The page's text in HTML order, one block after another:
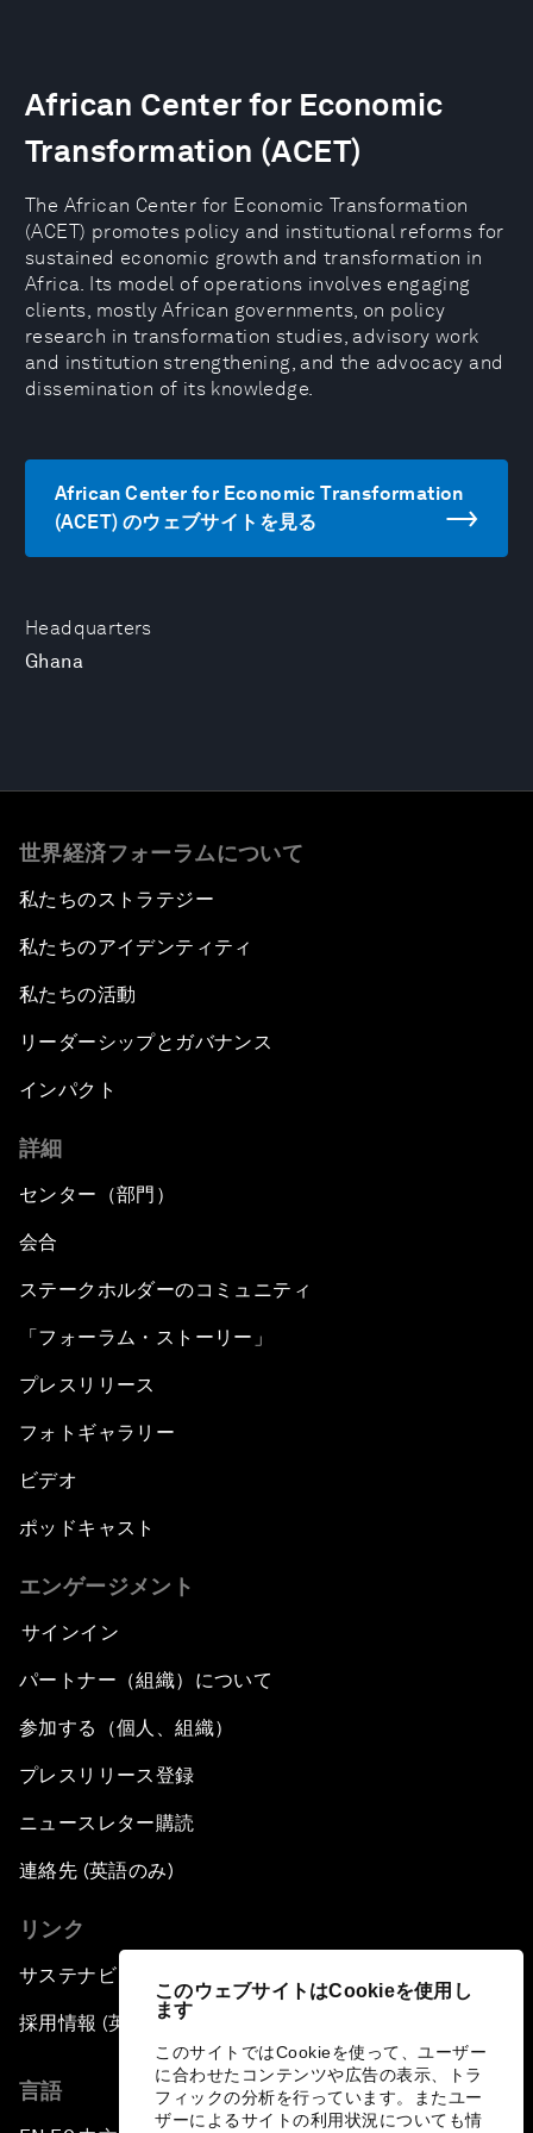
このウェブサイトはCookieを使用し
ます
このサイトではCookieを使って、ユーザー
に合わせたコンテンツや広告の表示、トラ
フィックの分析を行っています。またユー
ザーによるサイトの利用状況についても情
Headquarters
Ghana
African Center for Economic
Transformation (ACET)
The African Center for Economic Transformation
(ACET) promotes policy and institutional reforms for
sustained economic growth and transformation in
Africa. Its model of operations involves engaging
clients, mostly African governments, on policy
research in transformation studies, advisory work
and institution strengthening, and the advocacy and
dissemination of its knowledge.
African Center for Economic Transformation
(ACET) のウェブサイトを見る
世界経済フォーラムについて
私たちのストラテジー
私たちのアイデンティティ
私たちの活動
リーダーシップとガバナンス
インパクト
詳細
センター（部門）
会合
ステークホルダーのコミュニティ
「フォーラム・ストーリー」
プレスリリース
フォトギャラリー
ビデオ
ポッドキャスト
エンゲージメント
サインイン
パートナー（組織）について
参加する（個人、組織）
プレスリリース登録
ニュースレター購読
連絡先 (英語のみ)
リンク
サステナビリティへの取り組み
採用情報 (英語のみ)
言語